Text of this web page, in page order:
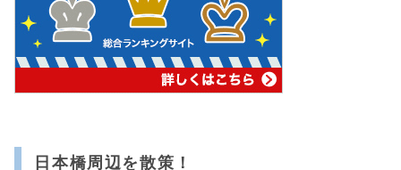
日本橋周辺を散策！